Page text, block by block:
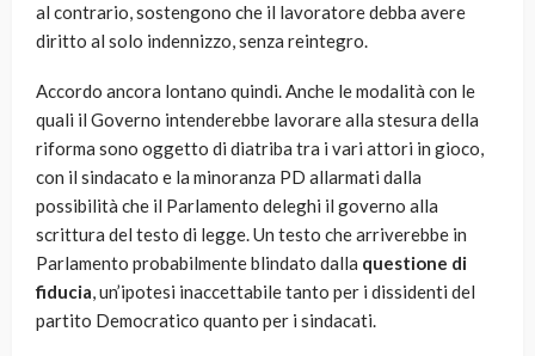
al contrario, sostengono che il lavoratore debba avere
diritto al solo indennizzo, senza reintegro.
Accordo ancora lontano quindi. Anche le modalità con le
quali il Governo intenderebbe lavorare alla stesura della
riforma sono oggetto di diatriba tra i vari attori in gioco,
con il sindacato e la minoranza PD allarmati dalla
possibilità che il Parlamento deleghi il governo alla
scrittura del testo di legge. Un testo che arriverebbe in
Parlamento probabilmente blindato dalla questione di
fiducia, un’ipotesi inaccettabile tanto per i dissidenti del
partito Democratico quanto per i sindacati.